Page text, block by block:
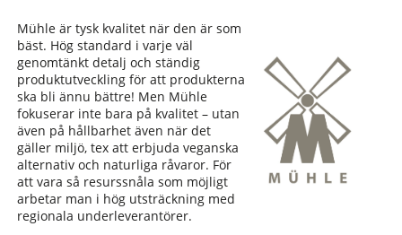
Mühle är tysk kvalitet när den är som
bäst. Hög standard i varje väl
genomtänkt detalj och ständig
produktutveckling för att produkterna
ska bli ännu bättre! Men Mühle
fokuserar inte bara på kvalitet – utan
även på hållbarhet även när det
gäller miljö, tex att erbjuda veganska
alternativ och naturliga råvaror. För
att vara så resurssnåla som möjligt
arbetar man i hög utsträckning med
regionala underleverantörer.